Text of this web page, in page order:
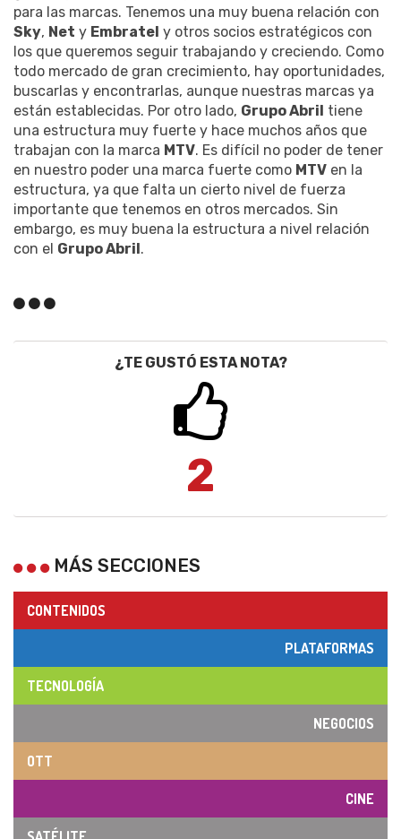
para las marcas. Tenemos una muy buena relación con
Sky, Net y Embratel y otros socios estratégicos con
los que queremos seguir trabajando y creciendo. Como
todo mercado de gran crecimiento, hay oportunidades,
buscarlas y encontrarlas, aunque nuestras marcas ya
están establecidas. Por otro lado, Grupo Abril tiene
una estructura muy fuerte y hace muchos años que
trabajan con la marca MTV. Es difícil no poder de tener
en nuestro poder una marca fuerte como MTV en la
estructura, ya que falta un cierto nivel de fuerza
importante que tenemos en otros mercados. Sin
embargo, es muy buena la estructura a nivel relación
con el Grupo Abril.
¿TE GUSTÓ ESTA NOTA?
2
MÁS SECCIONES
CONTENIDOS
PLATAFORMAS
TECNOLOGÍA
NEGOCIOS
OTT
CINE